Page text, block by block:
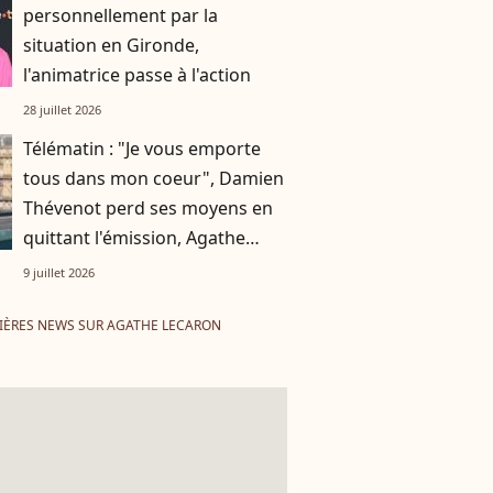
personnellement par la
situation en Gironde,
l'animatrice passe à l'action
28 juillet 2026
Télématin : "Je vous emporte
tous dans mon coeur", Damien
Thévenot perd ses moyens en
quittant l'émission, Agathe
Lecaron le remplace
9 juillet 2026
NEWS SUR AGATHE LECARON